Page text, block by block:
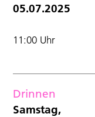
05.07.2025
11:00 Uhr
Drinnen
Samstag,